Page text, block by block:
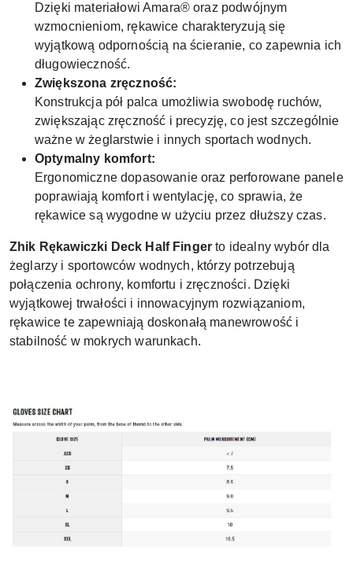
Dzięki materiałowi Amara® oraz podwójnym
wzmocnieniom, rękawice charakteryzują się
wyjątkową odpornością na ścieranie, co zapewnia ich
długowieczność.
Zwiększona zręczność:
Konstrukcja pół palca umożliwia swobodę ruchów,
zwiększając zręczność i precyzję, co jest szczególnie
ważne w żeglarstwie i innych sportach wodnych.
Optymalny komfort:
Ergonomiczne dopasowanie oraz perforowane panele
poprawiają komfort i wentylację, co sprawia, że
rękawice są wygodne w użyciu przez dłuższy czas.
Zhik Rękawiczki Deck Half Finger to idealny wybór dla
żeglarzy i sportowców wodnych, którzy potrzebują
połączenia ochrony, komfortu i zręczności. Dzięki
wyjątkowej trwałości i innowacyjnym rozwiązaniom,
rękawice te zapewniają doskonałą manewrowość i
stabilność w mokrych warunkach.